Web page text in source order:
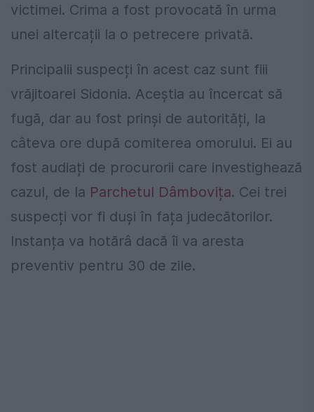
victimei. Crima a fost provocată în urma
unei altercații la o petrecere privată.
Principalii suspecți în acest caz sunt fiii
vrăjitoarei Sidonia. Aceștia au încercat să
fugă, dar au fost prinși de autorități, la
câteva ore după comiterea omorului. Ei au
fost audiați de procurorii care investighează
cazul, de la Parchetul Dâmbovița. Cei trei
suspecți vor fi duși în fața judecătorilor.
Instanța va hotărâ dacă îi va aresta
preventiv pentru 30 de zile.